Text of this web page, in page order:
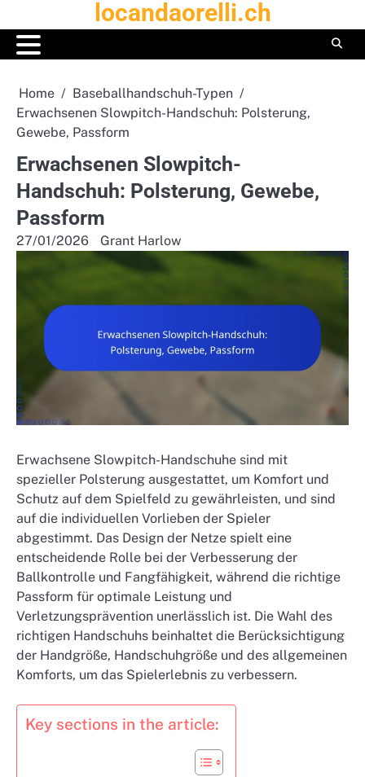
to
content
locandaorelli.ch
Home
Baseballhandschuh-Typen
Erwachsenen Slowpitch-Handschuh: Polsterung,
Gewebe, Passform
Erwachsenen Slowpitch-
Handschuh: Polsterung, Gewebe,
Passform
27/01/2026 Grant Harlow
Erwachsene Slowpitch-Handschuhe sind mit
spezieller Polsterung ausgestattet, um Komfort und
Schutz auf dem Spielfeld zu gewährleisten, und sind
auf die individuellen Vorlieben der Spieler
abgestimmt. Das Design der Netze spielt eine
entscheidende Rolle bei der Verbesserung der
Ballkontrolle und Fangfähigkeit, während die richtige
Passform für optimale Leistung und
Verletzungsprävention unerlässlich ist. Die Wahl des
richtigen Handschuhs beinhaltet die Berücksichtigung
der Handgröße, Handschuhgröße und des allgemeinen
Komforts, um das Spielerlebnis zu verbessern.
Key sections in the article: